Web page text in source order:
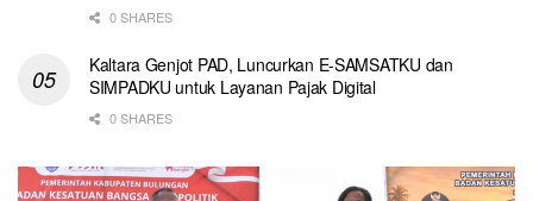
0 SHARES
Kaltara Genjot PAD, Luncurkan E-SAMSATKU dan
SIMPADKU untuk Layanan Pajak Digital
0 SHARES